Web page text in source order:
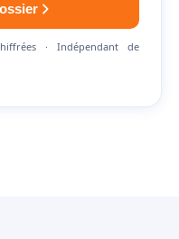
· Indépendant de